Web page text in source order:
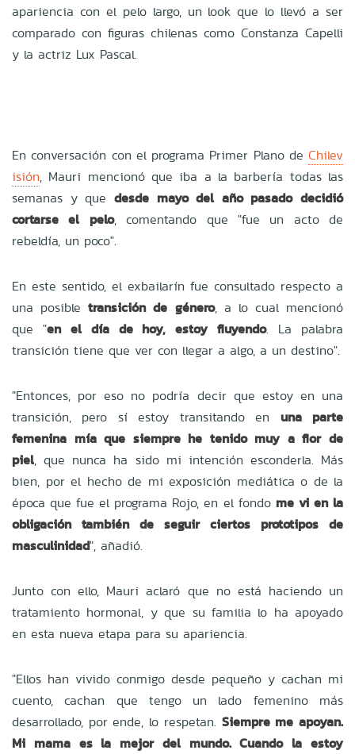
apariencia con el pelo largo, un look que lo llevó a ser
comparado con figuras chilenas como Constanza Capelli
y la actriz Lux Pascal.
En conversación con el programa Primer Plano de Chilev
isión, Mauri mencionó que iba a la barbería todas las
semanas y que desde mayo del año pasado decidió
cortarse el pelo, comentando que "fue un acto de
rebeldía, un poco".
En este sentido, el exbailarín fue consultado respecto a
una posible transición de género, a lo cual mencionó
que "en el día de hoy, estoy fluyendo. La palabra
transición tiene que ver con llegar a algo, a un destino".
"Entonces, por eso no podría decir que estoy en una
transición, pero sí estoy transitando en una parte
femenina mía que siempre he tenido muy a flor de
piel, que nunca ha sido mi intención esconderla. Más
bien, por el hecho de mi exposición mediática o de la
época que fue el programa Rojo, en el fondo me vi en la
obligación también de seguir ciertos prototipos de
masculinidad", añadió.
Junto con ello, Mauri aclaró que no está haciendo un
tratamiento hormonal, y que su familia lo ha apoyado
en esta nueva etapa para su apariencia.
"Ellos han vivido conmigo desde pequeño y cachan mi
cuento, cachan que tengo un lado femenino más
desarrollado, por ende, lo respetan. Siempre me apoyan.
Mi mama es la mejor del mundo. Cuando la estoy